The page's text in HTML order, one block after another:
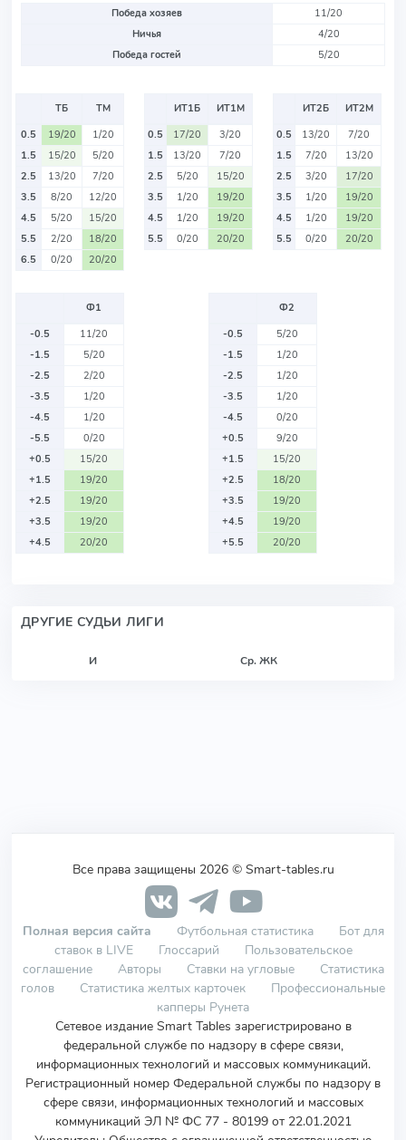
Победа хозяев
11/20
Ничья
4/20
Победа гостей
5/20
ТБ
ТМ
0.5
19/20
1/20
1.5
15/20
5/20
2.5
13/20
7/20
3.5
8/20
12/20
4.5
5/20
15/20
5.5
2/20
18/20
6.5
0/20 20/20
ИТ1Б
ИТ1М
0.5
17/20
3/20
1.5
13/20
7/20
2.5
5/20
15/20
3.5
1/20
19/20
4.5
1/20
19/20
5.5
0/20 20/20
ИТ2Б
ИТ2М
0.5
13/20
7/20
1.5
7/20
13/20
2.5
3/20
17/20
3.5
1/20
19/20
4.5
1/20
19/20
5.5
0/20 20/20
Ф1
-0.5
11/20
-1.5
5/20
-2.5
2/20
-3.5
1/20
-4.5
1/20
-5.5
0/20
+0.5
15/20
+1.5
19/20
+2.5
19/20
+3.5
19/20
+4.5
20/20
Ф2
-0.5
5/20
-1.5
1/20
-2.5
1/20
-3.5
1/20
-4.5
0/20
+0.5
9/20
+1.5
15/20
+2.5
18/20
+3.5
19/20
+4.5
19/20
+5.5
20/20
ДРУГИЕ СУДЬИ ЛИГИ
И Ср. ЖК
Все права защищены 2026 © Smart-tables.ru
Полная версия сайта Футбольная статистика
Бот для
ставок в LIVE
Глоссарий
Пользовательское
соглашение
Авторы Ставки на угловые
Статистика
голов
Статистика желтых карточек
Профессиональные
капперы Рунета
Сетевое издание Smart Tables зарегистрировано в
федеральной службе по надзору в сфере связи,
информационных технологий и массовых коммуникаций.
Регистрационный номер Федеральной службы по надзору в
сфере связи, информационных технологий и массовых
коммуникаций ЭЛ № ФС 77 - 80199 от 22.01.2021